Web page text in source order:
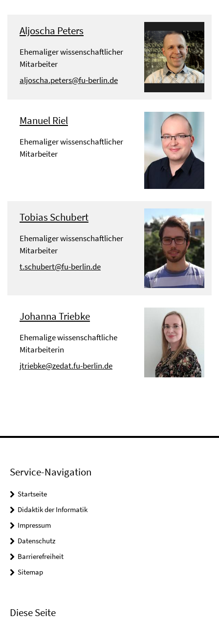
Aljoscha Peters
Ehemaliger wissenschaftlicher
Mitarbeiter
aljoscha.peters@fu-berlin.de
Manuel Riel
Ehemaliger wissenschaftlicher
Mitarbeiter
Tobias Schubert
Ehemaliger wissenschaftlicher
Mitarbeiter
t.schubert@fu-berlin.de
Johanna Triebke
Ehemalige wissenschaftliche
Mitarbeiterin
jtriebke@zedat.fu-berlin.de
Service-Navigation
Startseite
Didaktik der Informatik
Impressum
Datenschutz
Barrierefreiheit
Sitemap
Diese Seite